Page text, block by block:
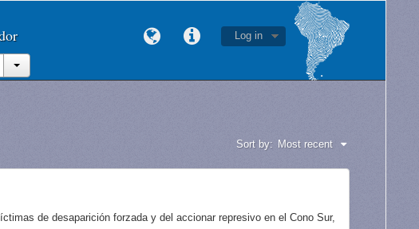
Log in
Sort by: Most recent
de desaparición forzada y del accionar represivo en el Cono Sur,